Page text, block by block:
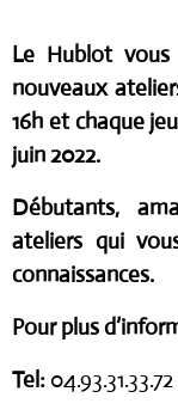
Le Hublot
nouveaux
16h et chaque
juin 2022.
Débutants,
ateliers qui
connaissances.
Pour plus
Tel: